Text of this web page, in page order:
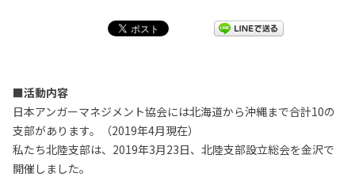
■活動内容
日本アンガーマネジメント協会には北海道から沖縄まで合計10の
支部があります。（2019年4月現在）
私たち北陸支部は、2019年3月23日、北陸支部設立総会を金沢で
開催しました。